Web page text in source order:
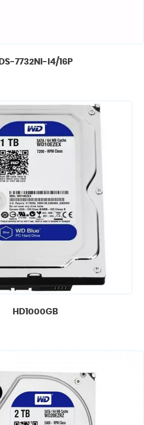
DS-7732NI-I4/16P
HD1000GB